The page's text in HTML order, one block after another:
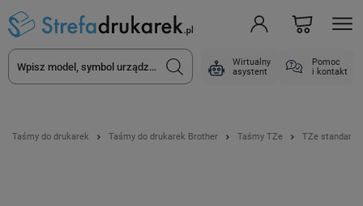
Wirtualny
asystent
Pomoc
i kontakt
Taśmy do drukarek Taśmy do drukarek Brother Taśmy TZe TZe